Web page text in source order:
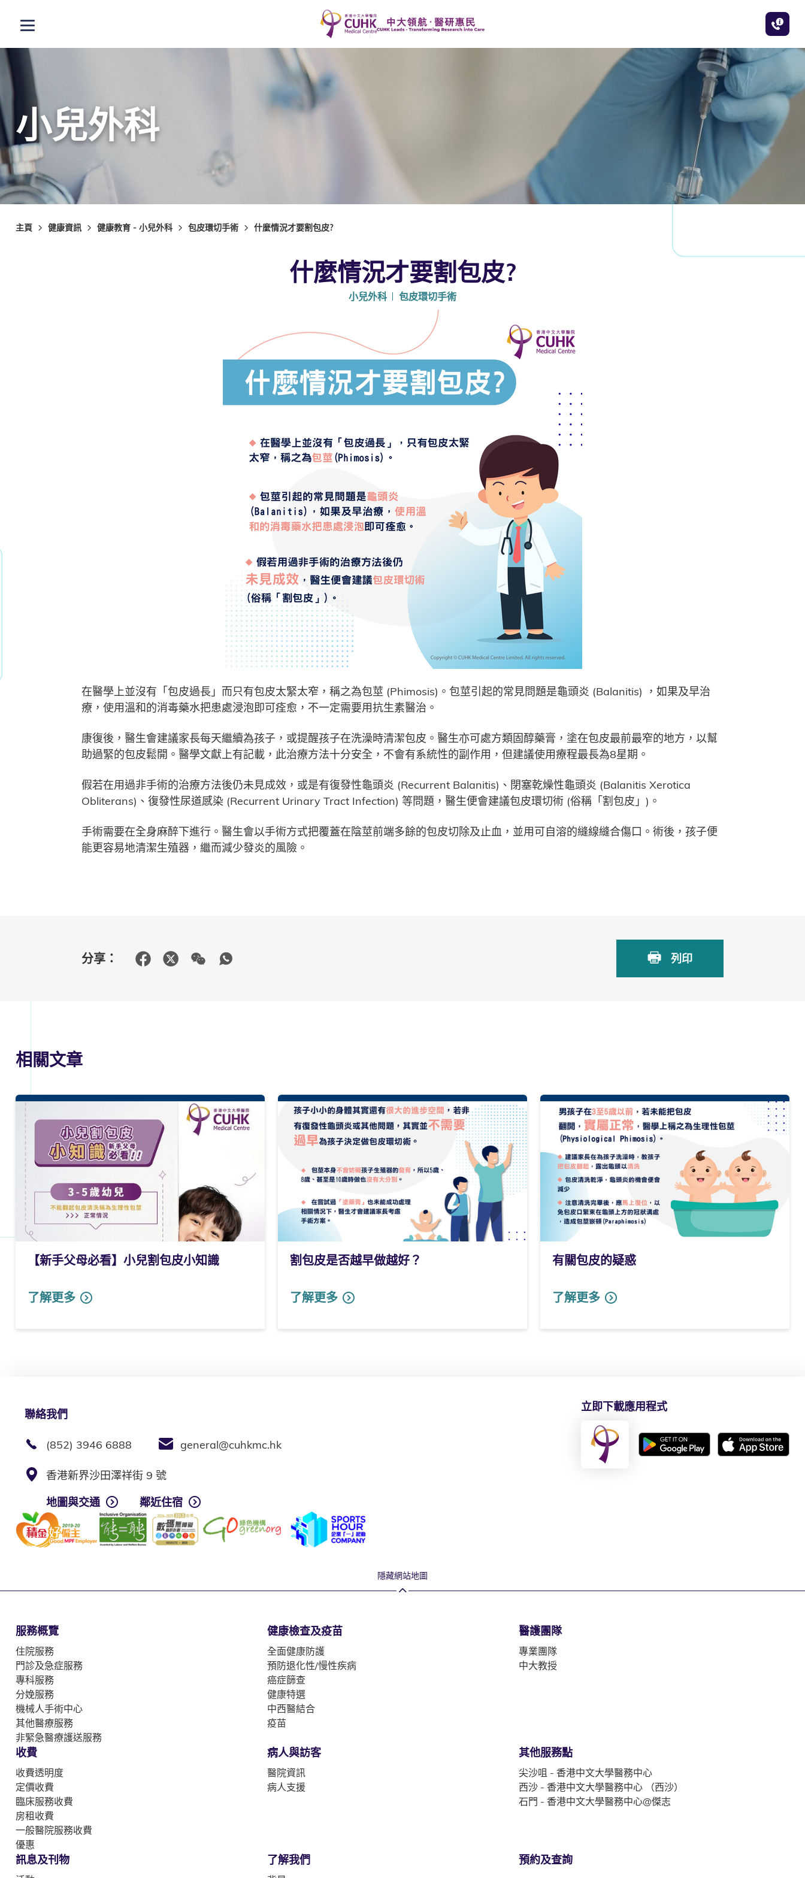
打開選單
小兒外科
主頁 健康資訊 健康教育 - 小兒外科 包皮環切手術 什麼情況才要割包皮?
什麼情況才要割包皮?
小兒外科 包皮環切手術
在醫學上並沒有「包皮過長」而只有包皮太緊太窄，稱之為包莖 (Phimosis)。包莖引起的常見問題是龜頭炎 (Balanitis) ，如果及早治
療，使用溫和的消毒藥水把患處浸泡即可痊愈，不一定需要用抗生素醫治。
康復後，醫生會建議家長每天繼續為孩子，或提醒孩子在洗澡時清潔包皮。醫生亦可處方類固醇藥膏，塗在包皮最前最窄的地方，以幫
助過緊的包皮鬆開。醫學文獻上有記載，此治療方法十分安全，不會有系統性的副作用，但建議使用療程最長為8星期。
假若在用過非手術的治療方法後仍未見成效，或是有復發性龜頭炎 (Recurrent Balanitis)、閉塞乾燥性龜頭炎 (Balanitis Xerotica
Obliterans)、復發性尿道感染 (Recurrent Urinary Tract Infection) 等問題，醫生便會建議包皮環切術 (俗稱「割包皮」)。
手術需要在全身麻醉下進行。醫生會以手術方式把覆蓋在陰莖前端多餘的包皮切除及止血，並用可自溶的縫線縫合傷口。術後，孩子便
能更容易地清潔生殖器，繼而減少發炎的風險。
分享： 列印
相關文章
【新手父母必看】小兒割包皮小知識
了解更多
割包皮是否越早做越好？
了解更多
有關包皮的疑惑
了解更多
聯絡我們
(852) 3946 6888 general@cuhkmc.hk
香港新界沙田澤祥街 9 號
地圖與交通
鄰近住宿
立即下載應用程式
隱藏網站地圖
服務概覽
住院服務
門診及急症服務
專科服務
分娩服務
機械人手術中心
其他醫療服務
非緊急醫療護送服務
健康檢查及疫苗
全面健康防護
預防退化性/慢性疾病
癌症篩查
健康特選
中西醫結合
疫苗
醫護團隊
專業團隊
中大教授
收費
收費透明度
定價收費
臨床服務收費
房租收費
一般醫院服務收費
優惠
病人與訪客
醫院資訊
病人支援
其他服務點
尖沙咀 - 香港中文大學醫務中心
西沙 - 香港中文大學醫務中心 （西沙）
石門 - 香港中文大學醫務中心@傑志
訊息及刊物 了解我們 預約及查詢